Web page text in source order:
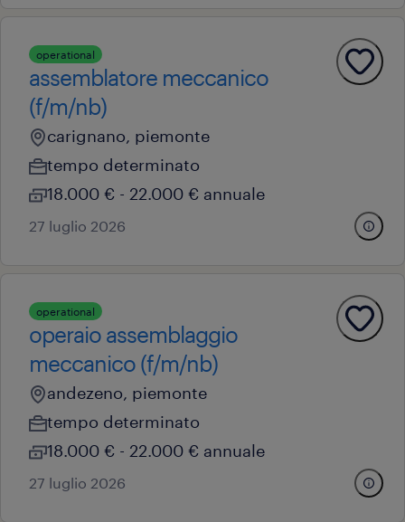
operational
assemblatore meccanico
(f/m/nb)
carignano, piemonte
tempo determinato
18.000 € - 22.000 € annuale
27 luglio 2026
operational
operaio assemblaggio
meccanico (f/m/nb)
andezeno, piemonte
tempo determinato
18.000 € - 22.000 € annuale
27 luglio 2026